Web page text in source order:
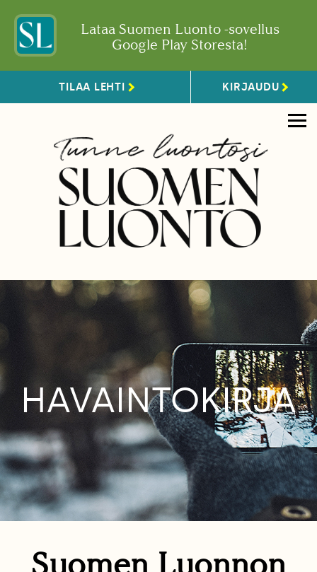
Lataa Suomen Luonto -sovellus
Google Play Storesta!
TILAA LEHTI KIRJAUDU
HAVAINTOKIRJA